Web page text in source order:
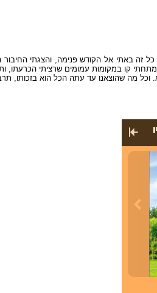
זה באתי אל הקודש פנימה, והצגתי
קו במקומות עמומים שרציתי הכרעתו,